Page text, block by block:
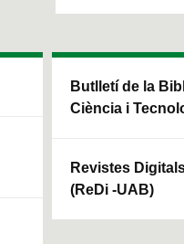
Butlletí de la
Ciència i
Revistes
(ReDi -UAB)